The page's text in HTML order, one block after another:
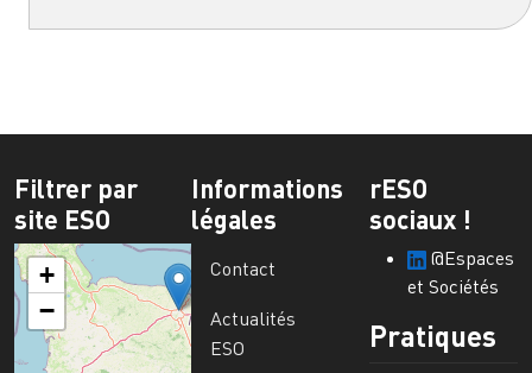
Filtrer par
site ESO
+
−
Informations
légales
Contact
Actualités
ESO
rESO
sociaux !
@Espaces
et Sociétés
Pratiques